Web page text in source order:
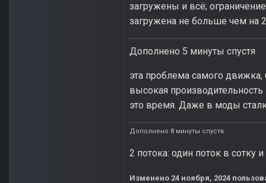
загружены и всё;
загружена не больше чем на
Дополнено 5 минуты спустя
эта проблема самого
высокая
это время. Даже в моды
Дополнено 8 минуты спустя
2 потока: один поток в сотку
Изменено 24 ноября, 2024